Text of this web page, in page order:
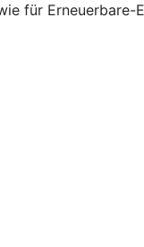
für Erneuerbare-